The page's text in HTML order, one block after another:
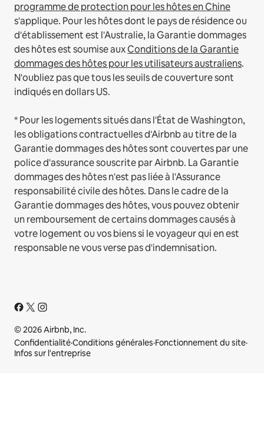
programme de protection pour les hôtes en Chine
s'applique. Pour les hôtes dont le pays de résidence ou
d'établissement est l'Australie, la Garantie dommages
des hôtes est soumise auxConditions de la Garantie
dommages des hôtes pour les utilisateurs australiens.
N'oubliez pas que tous les seuils de couverture sont
indiqués en dollars US.
* Pour les logements situés dans l'État de Washington,
les obligations contractuelles d'Airbnb au titre de la
Garantie dommages des hôtes sont couvertes par une
police d'assurance souscrite par Airbnb. La Garantie
dommages des hôtes n'est pas liée à l'Assurance
responsabilité civile des hôtes. Dans le cadre de la
Garantie dommages des hôtes, vous pouvez obtenir
un remboursement de certains dommages causés à
votre logement ou vos biens si le voyageur qui en est
responsable ne vous verse pas d'indemnisation.
© 2026 Airbnb, Inc.
Confidentialité·Conditions générales·Fonctionnement du site·
Infos sur l'entreprise